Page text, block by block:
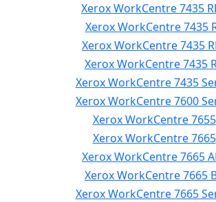
Xerox WorkCentre 7435
Xerox WorkCentre 7435
Xerox WorkCentre 7435
Xerox WorkCentre 7435
Xerox WorkCentre 7435
Xerox WorkCentre 7600
Xerox WorkCentre 7655
Xerox WorkCentre 7665
Xerox WorkCentre 7665
Xerox WorkCentre 7665
Xerox WorkCentre 7665